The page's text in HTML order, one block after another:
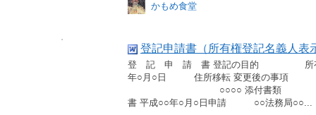
かもめ食堂
登記申請書（所有権登記名義人表
登 記 申 請 書 登記の目的 所
年○月○日 住所移転 変更後
○○○○ 添付書類 申請
書 平成○○年○月○日申請 ○○法務局○○...